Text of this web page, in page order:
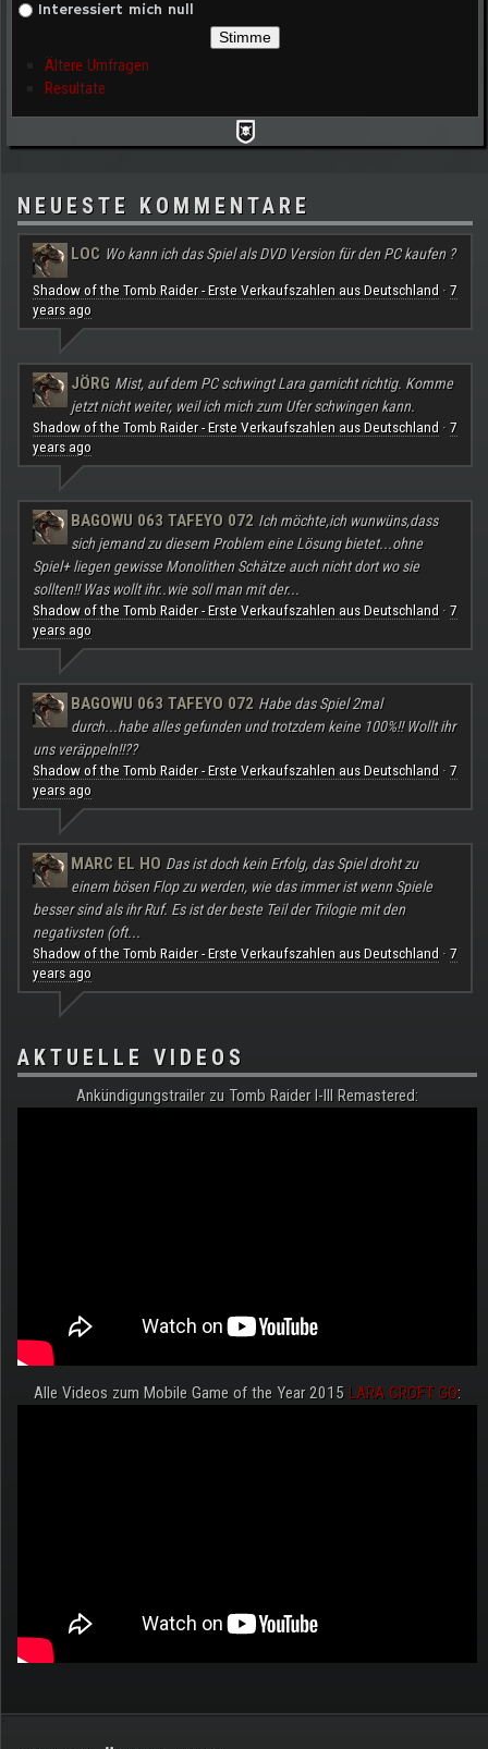
Interessiert mich null
Ältere Umfragen
Resultate
NEUESTE KOMMENTARE
LOC Wo kann ich das Spiel als DVD Version für den PC kaufen ?
Shadow of the Tomb Raider - Erste Verkaufszahlen aus Deutschland · 7
years ago
JÖRG Mist, auf dem PC schwingt Lara garnicht richtig. Komme
jetzt nicht weiter, weil ich mich zum Ufer schwingen kann.
Shadow of the Tomb Raider - Erste Verkaufszahlen aus Deutschland · 7
years ago
BAGOWU 063 TAFEYO 072 Ich möchte,ich wunwüns,dass
sich jemand zu diesem Problem eine Lösung bietet...ohne
Spiel+ liegen gewisse Monolithen Schätze auch nicht dort wo sie
sollten!! Was wollt ihr..wie soll man mit der...
Shadow of the Tomb Raider - Erste Verkaufszahlen aus Deutschland · 7
years ago
BAGOWU 063 TAFEYO 072 Habe das Spiel 2mal
durch...habe alles gefunden und trotzdem keine 100%!! Wollt ihr
uns veräppeln!!??
Shadow of the Tomb Raider - Erste Verkaufszahlen aus Deutschland · 7
years ago
MARC EL HO Das ist doch kein Erfolg, das Spiel droht zu
einem bösen Flop zu werden, wie das immer ist wenn Spiele
besser sind als ihr Ruf. Es ist der beste Teil der Trilogie mit den
negativsten (oft...
Shadow of the Tomb Raider - Erste Verkaufszahlen aus Deutschland · 7
years ago
AKTUELLE VIDEOS
Ankündigungstrailer zu Tomb Raider I-III Remastered:
Alle Videos zum Mobile Game of the Year 2015 LARA CROFT GO:
.